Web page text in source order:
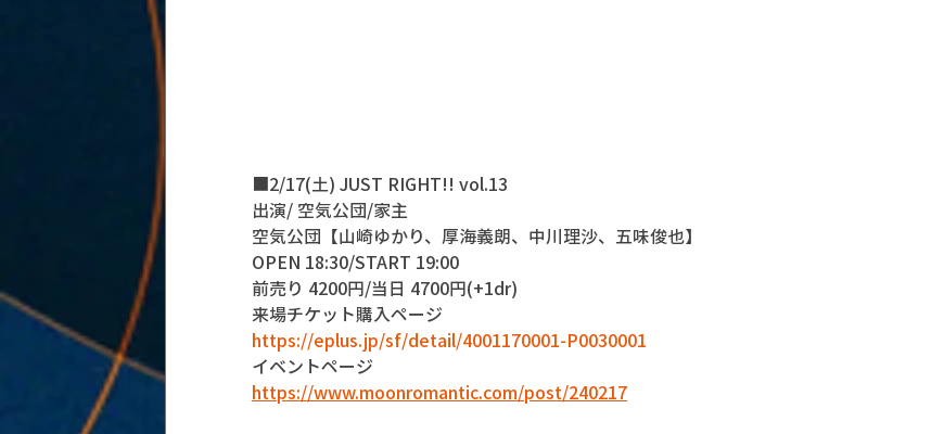
■2/17(土) JUST RIGHT!! vol.13
出演/ 空気公団/家主
空気公団【山崎ゆかり、厚海義朗、中川理沙、五味俊也】
OPEN 18:30/START 19:00
前売り 4200円/当日 4700円(+1dr)
来場チケット購入ページ
https://eplus.jp/sf/detail/4001170001-P0030001
イベントページ
https://www.moonromantic.com/post/240217